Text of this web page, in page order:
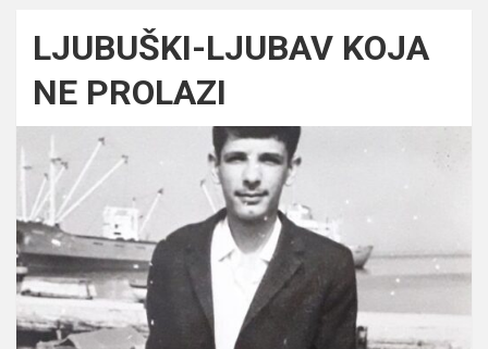
LJUBUŠKI-LJUBAV KOJA
NE PROLAZI